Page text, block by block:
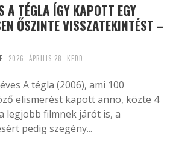
A TÉGLA ÍGY KAPOTT EGY
ŐSZINTE VISSZATEKINTÉST –
2026. ÁPRILIS 28. KEDD
A tégla (2006), ami 100
elismerést kapott anno, közte 4
legjobb filmnek járót is, a
pedig szegény...